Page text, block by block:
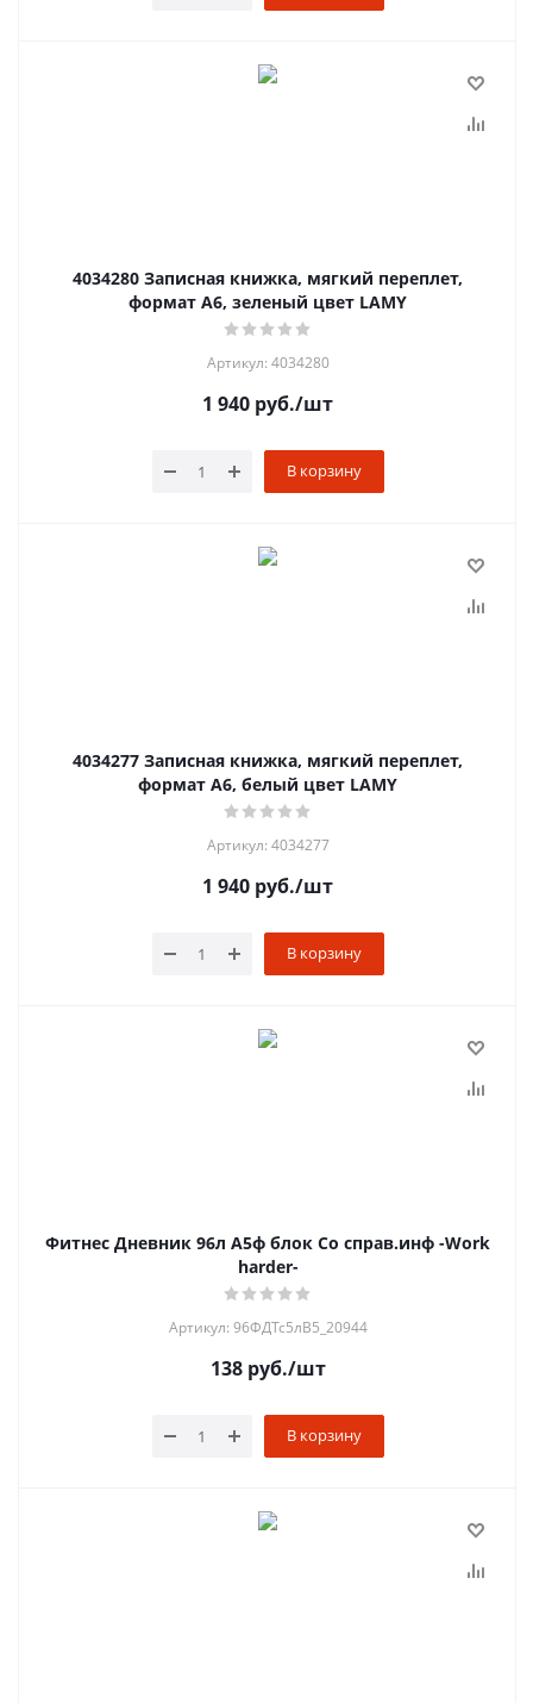
4034280 Записная книжка, мягкий переплет,
формат А6, зеленый цвет LAMY
Артикул: 4034280
1 940 руб./шт
В корзину
4034277 Записная книжка, мягкий переплет,
формат А6, белый цвет LAMY
Артикул: 4034277
1 940 руб./шт
В корзину
Фитнес Дневник 96л А5ф блок Со справ.инф -Work
harder-
Артикул: 96ФДТс5лВ5_20944
138руб./шт
В корзину